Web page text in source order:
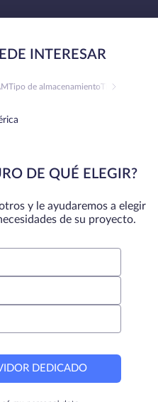
INTERESAR
Tipo de almacenamientoTipo de RAM
DE QUÉ ELEGIR?
y le ayudaremos a elegir
de su proyecto.
DEDICADO